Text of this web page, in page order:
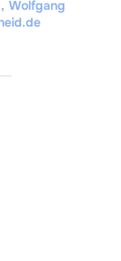
, Wolfgang